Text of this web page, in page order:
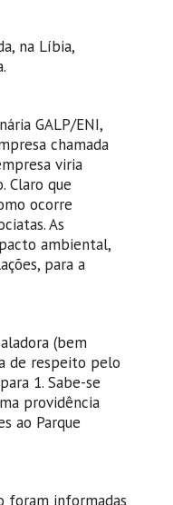
na Líbia,
GALP/ENI,
chamada
viria
Claro que
ocorre
As
ambiental,
para a
(bem
de respeito pelo
1. Sabe-se
providência
ao Parque
foram informadas